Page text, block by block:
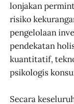
lonjakan
risiko
pengelolaan
pendekatan
kuantitatif,
psikologis
Secara